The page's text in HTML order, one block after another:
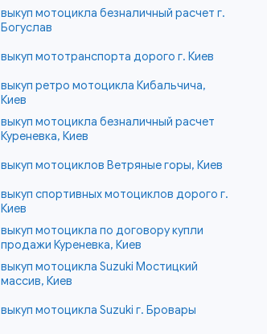
выкуп мотоцикла безналичный расчет г.
Богуслав
выкуп мототранспорта дорого г. Киев
выкуп ретро мотоцикла Кибальчича,
Киев
выкуп мотоцикла безналичный расчет
Куреневка, Киев
выкуп мотоциклов Ветряные горы, Киев
выкуп спортивных мотоциклов дорого г.
Киев
выкуп мотоцикла по договору купли
продажи Куреневка, Киев
выкуп мотоцикла Suzuki Мостицкий
массив, Киев
выкуп мотоцикла Suzuki г. Бровары